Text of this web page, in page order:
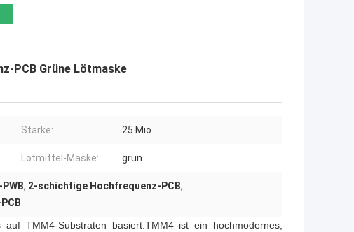
PCB Grüne Lötmaske
Stärke: 25 Mio
Lötmittel-Maske: grün
, 2-schichtige Hochfrequenz-PCB,
TMM4-Substraten basiert.TMM4 ist ein hochmodernes,